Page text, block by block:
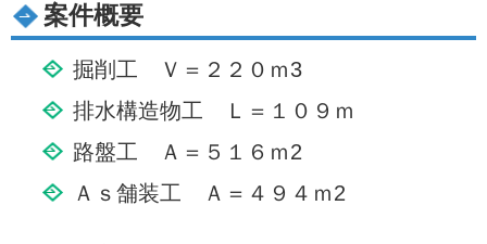
案件概要
掘削工 Ｖ＝２２０ｍ3
排水構造物工 Ｌ＝１０９ｍ
路盤工 Ａ＝５１６ｍ2
Ａｓ舗装工 Ａ＝４９４ｍ2